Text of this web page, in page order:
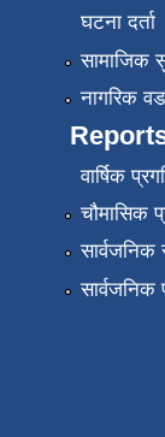
घटना दर्ता
सामाजिक
नागरिक
वार्षिक
चौमासिक
सार्वजनिक
सार्वजनिक